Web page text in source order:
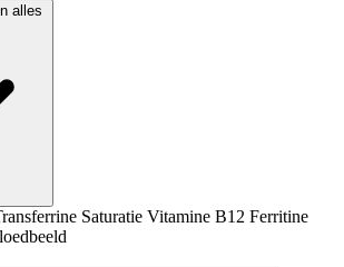
alles
Saturatie Vitamine B12 Ferritine